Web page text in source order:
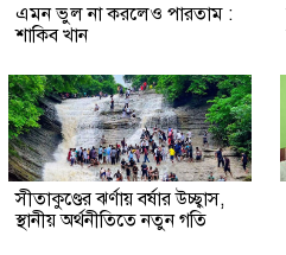
এমন ভুল না করলেও পারতাম :
শাকিব খান
সীতাকুণ্ডের ঝর্ণায় বর্ষার উচ্ছ্বাস,
স্থানীয় অর্থনীতিতে নতুন গতি